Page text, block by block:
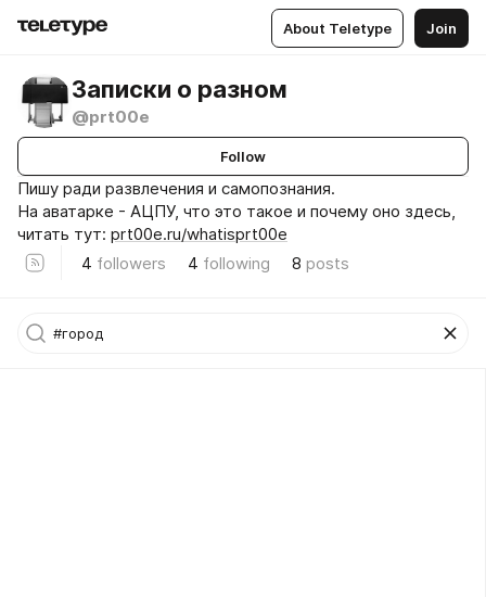
About Teletype Join
Записки о разном
@prt00e
Follow
Пишу ради развлечения и самопознания.
На аватарке - АЦПУ, что это такое и почему оно здесь,
читать тут: prt00e.ru/whatisprt00e
4 followers 4 following 8 posts